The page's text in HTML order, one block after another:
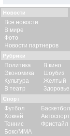
Новости
Все новости
В мире
Фото
Новости партнеров
Рубрики
Политика
Экономика
Культура
В театр
В кино
Шоубиз
Желтый
Здоровье
Спорт
Футбол
Хоккей
Теннис
Бокс/ММА
Баскетбол
Автоспорт
Фристайл